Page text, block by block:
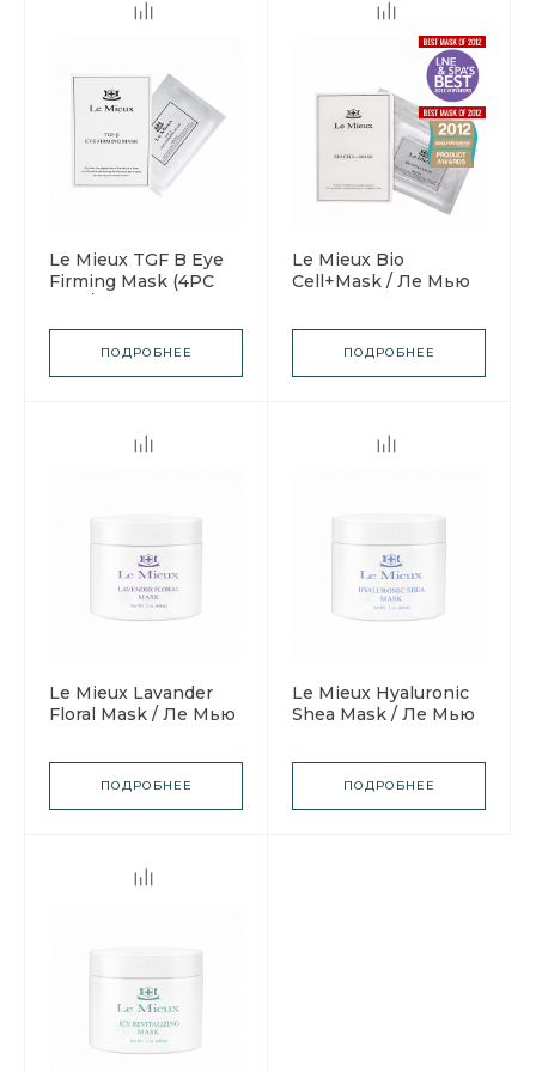
Le Mieux TGF B Eye
Firming Mask (4PC
Укрепляющая маска
для глазПОДРОБНЕЕ
Le Mieux Bio
Cell+Mask / Ле Мью
маска
ПОДРОБНЕЕ
Le Mieux Lavander
Floral Mask / Ле Мью
цветочная маска
ПОДРОБНЕЕ
Le Mieux Hyaluronic
Shea Mask / Ле Мью
+ масло Ши
ПОДРОБНЕЕ